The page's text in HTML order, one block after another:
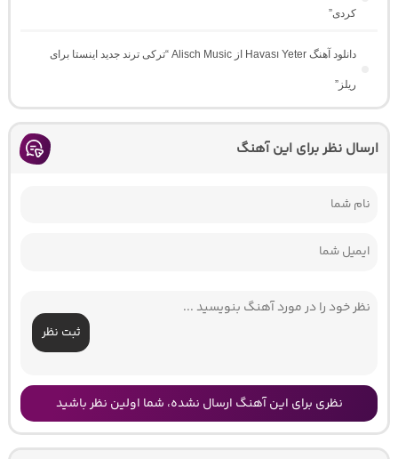
کردی”
دانلود آهنگ Havası Yeter از Alisch Music “ترکی ترند جدید اینستا برای
ریلز”
ارسال نظر برای این آهنگ
ثبت نظر
نظری برای این آهنگ ارسال نشده، شما اولین نظر باشید